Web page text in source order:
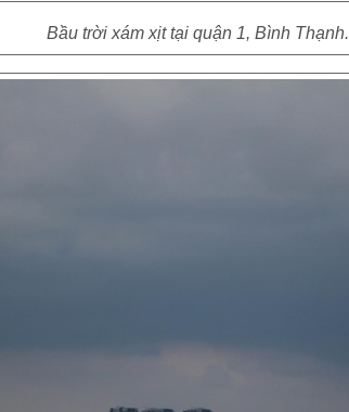
Bầu trời xám xịt tại quận 1, Bình Thạnh.